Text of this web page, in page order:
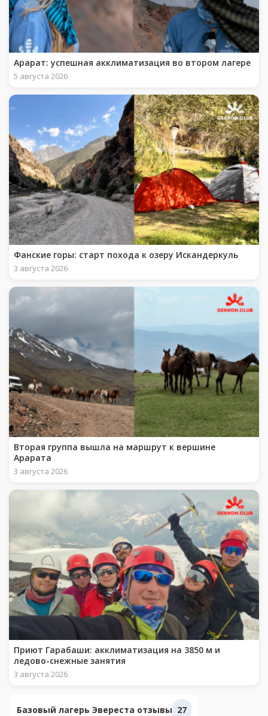
Арарат: успешная акклиматизация во втором лагере
5 августа 2026
Фанские горы: старт похода к озеру Искандеркуль
3 августа 2026
Вторая группа вышла на маршрут к вершине
Арарата
3 августа 2026
Приют Гарабаши: акклиматизация на 3850 м и
ледово-снежные занятия
3 августа 2026
Базовый лагерь Эвереста отзывы 27